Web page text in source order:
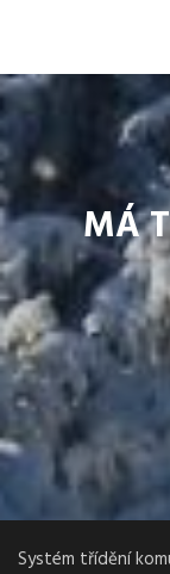
MÁ
Systém třídění